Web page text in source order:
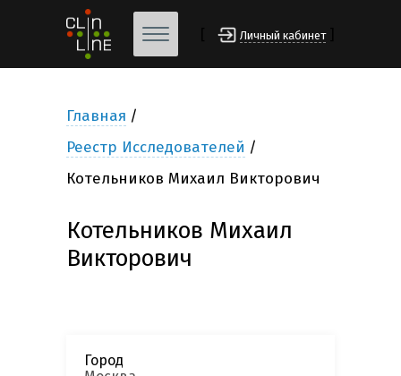
Личный кабинет
Главная
Реестр Исследователей
Котельников Михаил Викторович
Котельников Михаил
Викторович
Город